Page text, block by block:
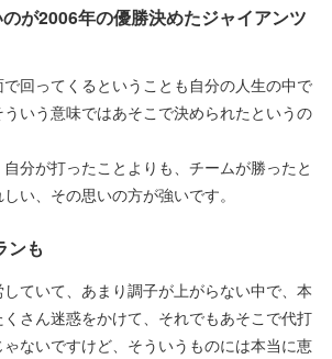
が2006年の優勝決めたジャイアンツ
回ってくるということも自分の人生の中で
いう意味ではあそこで決められたというの
分が打ったことよりも、チームが勝ったと
い、その思いの方が強いです。
ンも
ていて、あまり調子が上がらない中で、本
さん迷惑をかけて、それでもあそこで代打
ないですけど、そういうものには本当に恵